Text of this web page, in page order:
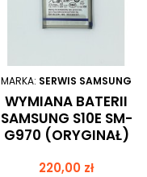
MARKA: SERWIS SAMSUNG
WYMIANA BATERII
SAMSUNG S10E SM-
G970 (ORYGINAŁ)
Cena
220,00 zł